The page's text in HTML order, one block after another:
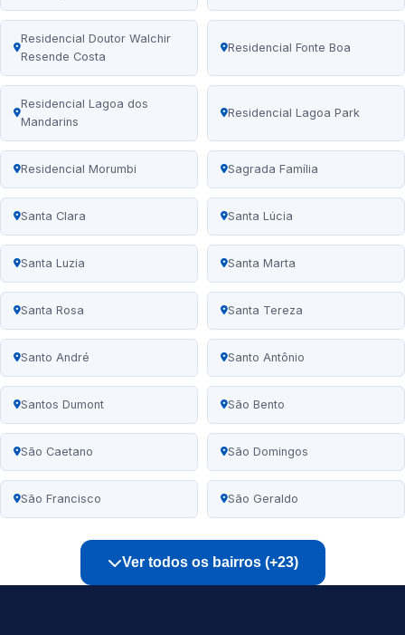
Residencial Doutor Walchir
Resende Costa
Residencial Fonte Boa
Residencial Lagoa dos
Mandarins
Residencial Lagoa Park
Residencial Morumbi Sagrada Família
Santa Clara Santa Lúcia
Santa Luzia Santa Marta
Santa Rosa Santa Tereza
Santo André Santo Antônio
Santos Dumont São Bento
São Caetano São Domingos
São Francisco São Geraldo
Ver todos os bairros (+23)